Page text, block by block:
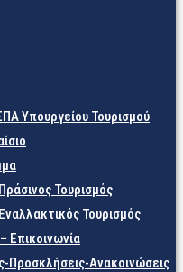
Υπουργείου Τουρισμού
Τουρισμός
Τουρισμός
Επικοινωνία
Προσκλήσεις-Ανακοινώσεις